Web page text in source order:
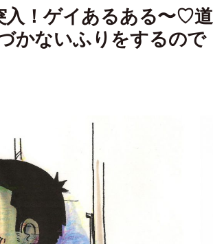
入！ゲイあるある〜♡道
かないふりをするので